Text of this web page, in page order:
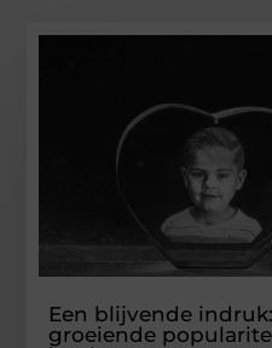
Een blijvende
groeiende